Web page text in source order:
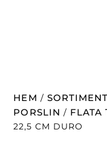
HEM / SORTIMENT
PORSLIN / FLATA
22,5 CM DURO